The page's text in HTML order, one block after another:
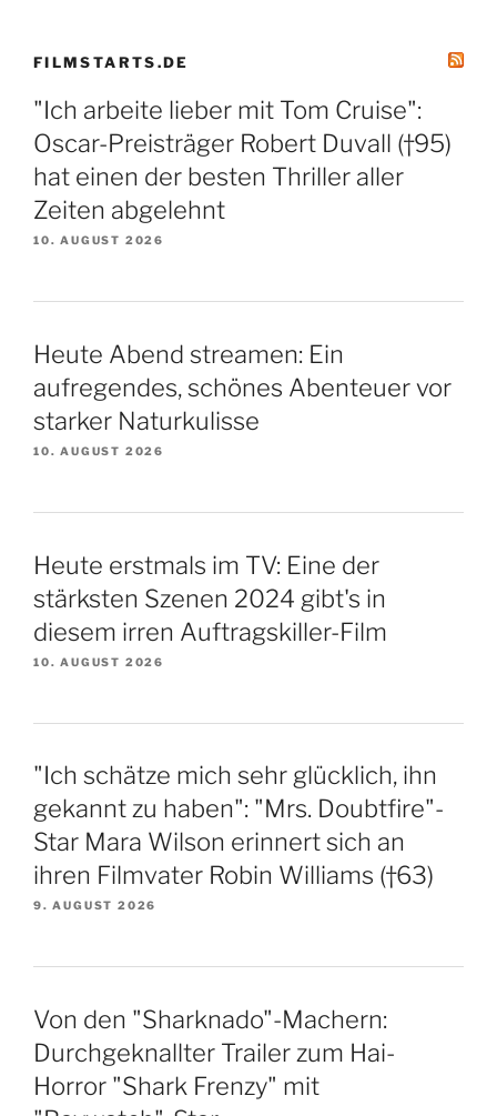
FILMSTARTS.DE
"Ich arbeite lieber mit Tom Cruise":
Oscar-Preisträger Robert Duvall (†95)
hat einen der besten Thriller aller
Zeiten abgelehnt
10. AUGUST 2026
Heute Abend streamen: Ein
aufregendes, schönes Abenteuer vor
starker Naturkulisse
10. AUGUST 2026
Heute erstmals im TV: Eine der
stärksten Szenen 2024 gibt's in
diesem irren Auftragskiller-Film
10. AUGUST 2026
"Ich schätze mich sehr glücklich, ihn
gekannt zu haben": "Mrs. Doubtfire"-
Star Mara Wilson erinnert sich an
ihren Filmvater Robin Williams (†63)
9. AUGUST 2026
Von den "Sharknado"-Machern:
Durchgeknallter Trailer zum Hai-
Horror "Shark Frenzy" mit